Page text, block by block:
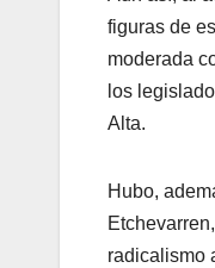
figuras de
moderada
los
Alta.
Hubo,
radicalismo